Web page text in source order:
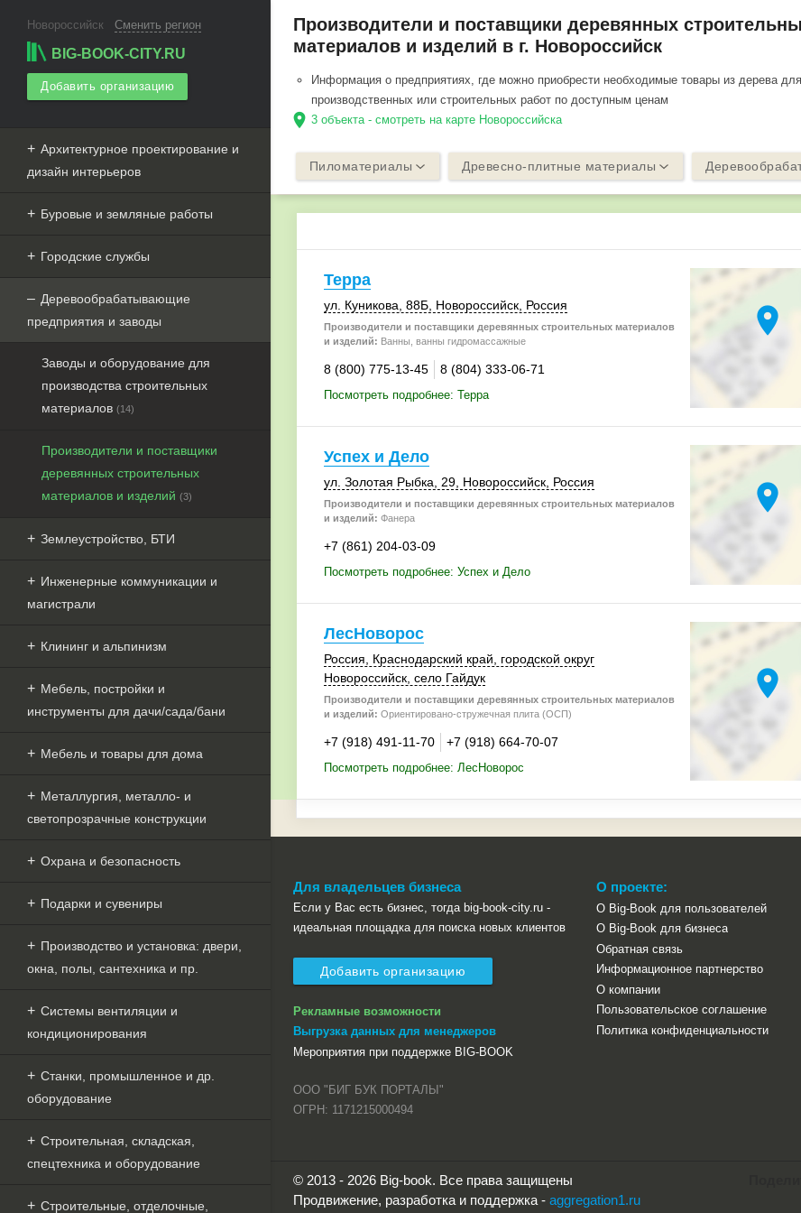
Новороссийск Сменить регион
BIG-BOOK-CITY.RU
Добавить организацию
Архитектурное проектирование и
дизайн интерьеров
Буровые и земляные работы
Городские службы
Деревообрабатывающие
предприятия и заводы
Заводы и оборудование для
производства строительных
материалов (14)
Производители и поставщики
деревянных строительных
материалов и изделий (3)
Землеустройство, БТИ
Инженерные коммуникации и
магистрали
Клининг и альпинизм
Мебель, постройки и
инструменты для дачи/сада/бани
Мебель и товары для дома
Металлургия, металло- и
светопрозрачные конструкции
Охрана и безопасность
Подарки и сувениры
Производство и установка: двери,
окна, полы, сантехника и пр.
Системы вентиляции и
кондиционирования
Станки, промышленное и др.
оборудование
Строительная, складская,
спецтехника и оборудование
Строительные, отделочные,
Производители и поставщики деревянных
материалов и изделий в г. Новороссийск
Информация о предприятиях, где можно приобрести необходимые товары из дерева для
производственных или строительных работ по доступным ценам
location_on 3 объекта - смотреть на карте Новороссийска
Пиломатериалы Древесно-плитные материалы
Терра
ул. Куникова 88Б, Новороссийск, Россия
Производители и поставщики деревянных строительных материалов
и изделий: Ванны, ванны гидромассажные
8 (800) 775-13-45 8 (804) 333-06-71
Посмотреть подробнее: Терра
location_on
Успех и Дело
ул. Золотая Рыбка, 29, Новороссийск, Россия
Производители и поставщики деревянных строительных материалов
и изделий: Фанера
+7 (861) 204-03-09
Посмотреть подробнее: Успех и Дело
location_on
ЛесНоворос
Россия Краснодарский край , городской округ
Новороссийск, село Гайдук
Производители и поставщики деревянных строительных материалов
и изделий: Ориентировано-стружечная плита (ОСП)
+7 (918) 491-11-70 +7 (918) 664-70-07
Посмотреть подробнее: ЛесНоворос
location_on
Для владельцев бизнеса
Если у Вас есть бизнес, тогда big-book-city.ru -
идеальная площадка для поиска новых клиентов
Добавить организацию
Рекламные возможности
Выгрузка данных для менеджеров
Мероприятия при поддержке BIG-BOOK
О проекте:
О Big-Book для пользователей
О Big-Book для бизнеса
Обратная связь
Информационное партнерство
О компании
Пользовательское соглашение
Политика конфиденциальности
ООО "БИГ БУК ПОРТАЛЫ"
ОГРН: 1171215000494
© 2013 - 2026 Big-book. Все права защищены
Продвижение, разработка и поддержка - aggregation1.ru